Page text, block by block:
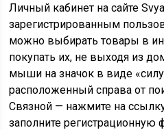
Личный кабинет на сайте
зарегистрированным
можно выбирать товары в
покупать их, не выходя из
мыши на значок в виде
расположенный справа от
Связной — нажмите на
заполните регистрационную